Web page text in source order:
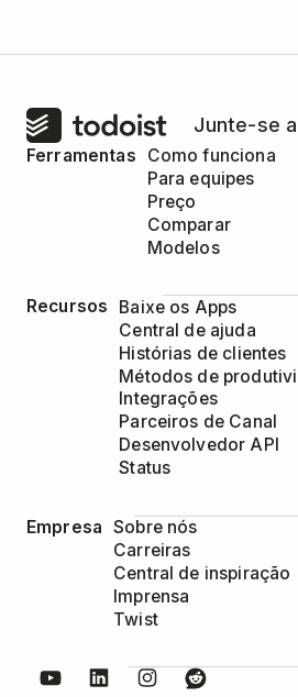
Junte-se
Ferramentas
Como funciona
Para equipes
Preço
Comparar
Modelos
Recursos
Baixe os Apps
Central de ajuda
Histórias de clientes
Métodos de
Integrações
Parceiros de Canal
Desenvolvedor API
Status
Empresa Sobre nós
Carreiras
Central de inspiração
Imprensa
Twist